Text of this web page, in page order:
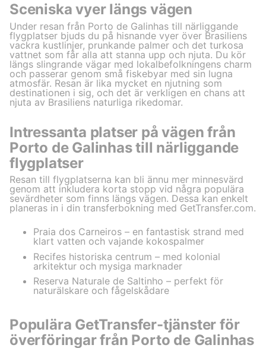
Sceniska vyer längs vägen
Under resan från Porto de Galinhas till närliggande
flygplatser bjuds du på hisnande vyer över Brasiliens
vackra kustlinjer, prunkande palmer och det turkosa
vattnet som får alla att stanna upp och njuta. Du kör
längs slingrande vägar med lokalbefolkningens charm
och passerar genom små fiskebyar med sin lugna
atmosfär. Resan är lika mycket en njutning som
destinationen i sig, och det är verkligen en chans att
njuta av Brasiliens naturliga rikedomar.
Intressanta platser på vägen från
Porto de Galinhas till närliggande
flygplatser
Resan till flygplatserna kan bli ännu mer minnesvärd
genom att inkludera korta stopp vid några populära
sevärdheter som finns längs vägen. Dessa kan enkelt
planeras in i din transferbokning med GetTransfer.com.
Praia dos Carneiros – en fantastisk strand med
klart vatten och vajande kokospalmer
Recifes historiska centrum – med kolonial
arkitektur och mysiga marknader
Reserva Naturale de Saltinho – perfekt för
naturälskare och fågelskådare
Populära GetTransfer-tjänster för
överföringar från Porto de Galinhas